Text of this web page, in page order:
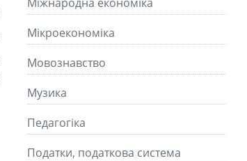
Мікроекономіка
Мовознавство
Музика
Педагогіка
Податки, податкова система